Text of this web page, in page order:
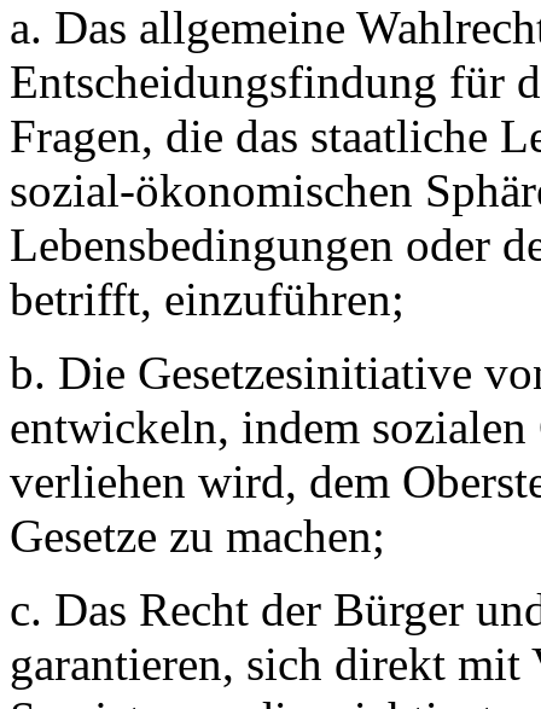
a. Das allgemeine
Entscheidungsfindung für
Fragen, die das staatliche
sozial-ökonomischen
Lebensbedingungen oder
betrifft, einzuführen;
b. Die Gesetzesinitiative
entwickeln, indem sozialen
verliehen wird, dem
Gesetze zu machen;
c. Das Recht der Bürger
garantieren, sich direkt mit